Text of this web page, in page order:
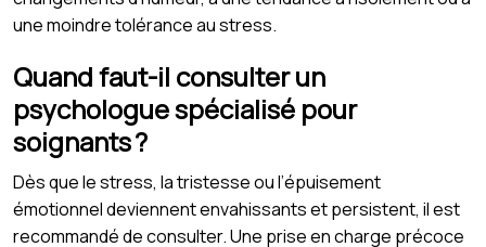
une moindre tolérance au stress.
Quand faut-il consulter un
psychologue spécialisé pour
soignants ?
Dès que le stress, la tristesse ou l’épuisement
émotionnel deviennent envahissants et persistent, il est
recommandé de consulter. Une prise en charge précoce